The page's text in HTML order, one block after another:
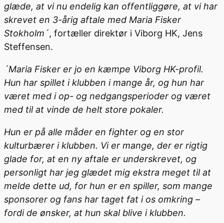
glæde, at vi nu endelig kan offentliggøre, at vi har
skrevet en 3-årig aftale med Maria Fisker
Stokholm´, fortæller direktør i Viborg HK, Jens
Steffensen.
´Maria Fisker er jo en kæmpe Viborg HK-profil.
Hun har spillet i klubben i mange år, og hun har
været med i op- og nedgangsperioder og været
med til at vinde de helt store pokaler.
Hun er på alle måder en fighter og en stor
kulturbærer i klubben. Vi er mange, der er rigtig
glade for, at en ny aftale er underskrevet, og
personligt har jeg glædet mig ekstra meget til at
melde dette ud, for hun er en spiller, som mange
sponsorer og fans har taget fat i os omkring –
fordi de ønsker, at hun skal blive i klubben.